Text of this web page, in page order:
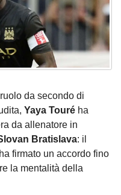
da secondo di
Yaya Touré ha
da allenatore in
Bratislava: il
firmato un accordo fino
la mentalità della